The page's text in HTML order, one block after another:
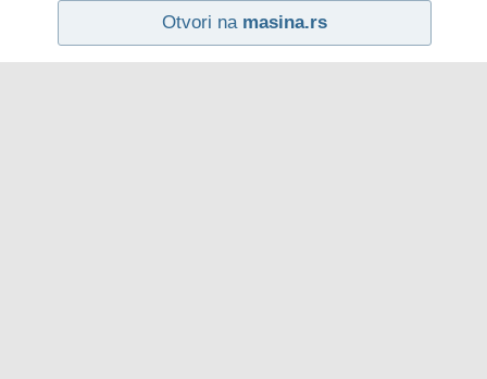
Otvori na masina.rs